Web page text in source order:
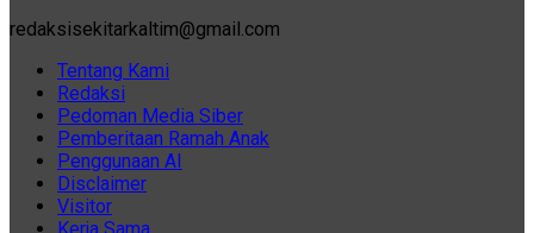
redaksisekitarkaltim@gmail.com
Tentang Kami
Redaksi
Pedoman Media Siber
Pemberitaan Ramah Anak
Penggunaan AI
Disclaimer
Visitor